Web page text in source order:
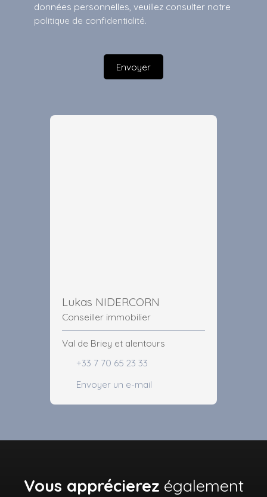
données personnelles, veuillez consulter notre
politique de confidentialité.
Envoyer
Lukas NIDERCORN
Conseiller immobilier
Val de Briey et alentours
+33 7 70 65 23 33
Envoyer un e-mail
Vous apprécierez également